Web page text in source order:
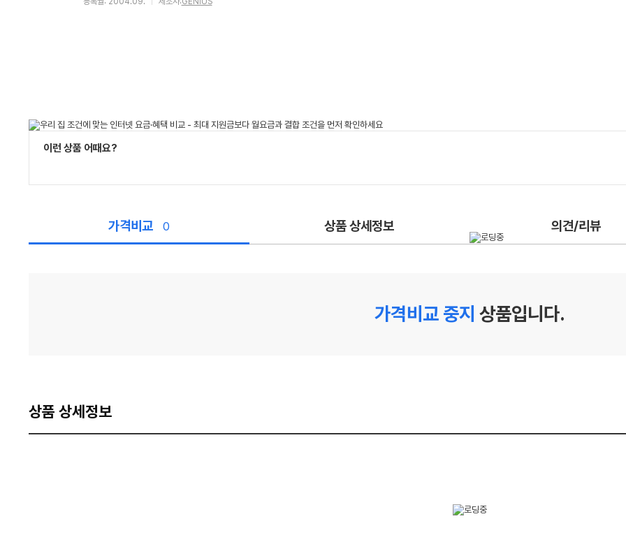
이런 상품 어때요?
가격비교 0 상품 상세정보 의견/리뷰
가격비교 중지 상품입니다.
상품 상세정보